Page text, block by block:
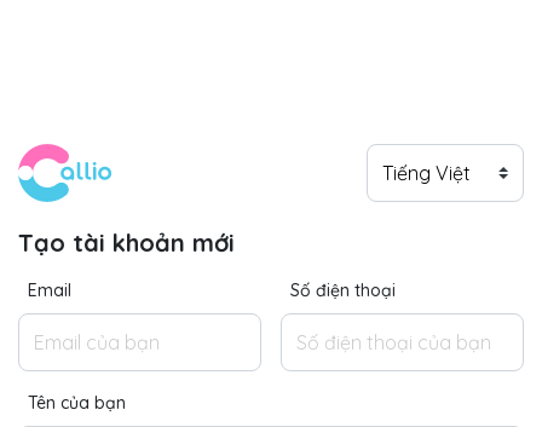
Tạo tài khoản mới
Email Số điện thoại
Tên của bạn